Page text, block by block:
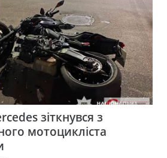
зіткнувся з
мотоцикліста